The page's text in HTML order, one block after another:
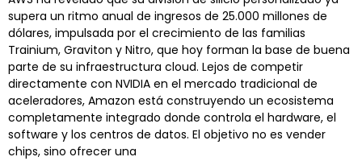
supera un ritmo anual de ingresos de 25.000 millones de
dólares, impulsada por el crecimiento de las familias
Trainium, Graviton y Nitro, que hoy forman la base de buena
parte de su infraestructura cloud. Lejos de competir
directamente con NVIDIA en el mercado tradicional de
aceleradores, Amazon está construyendo un ecosistema
completamente integrado donde controla el hardware, el
software y los centros de datos. El objetivo no es vender
chips, sino ofrecer una